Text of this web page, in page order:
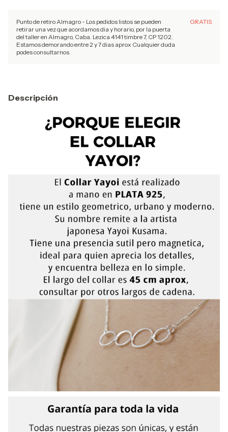
Punto de retiro Almagro - Los pedidos listos se pueden
retirar una vez que acordamos dia y horario, por la puerta
del taller en Almagro, Caba. Lezica 4141 timbre 7, CP 1202.
Estamos demorando entre 2 y 7 dias aprox Cualquier duda
podes consultarnos.
GRATIS
Descripción